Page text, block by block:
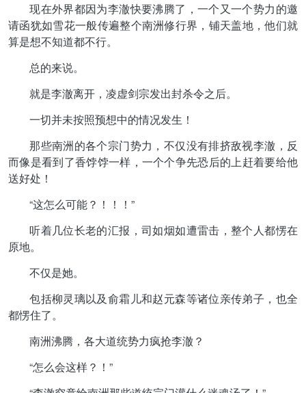
现在外界都因为李澈快要沸腾了，一个又一个势力的邀
请函犹如雪花一般传遍整个南洲修行界，铺天盖地，他们就
算是想不知道都不行。
总的来说。
就是李澈离开，凌虚剑宗发出封杀令之后。
一切并未按照预想中的情况发生！
那些南洲的各个宗门势力，不仅没有排挤敌视李澈，反
而像是看到了香饽饽一样，一个个争先恐后的上赶着要给他
送好处！
“这怎么可能？！！！”
听着几位长老的汇报，司如烟如遭雷击，整个人都愣在
原地。
不仅是她。
包括柳灵璃以及俞霜儿和赵元森等诸位亲传弟子，也全
都愣住了。
南洲沸腾，各大道统势力疯抢李澈？
“怎么会这样？！”